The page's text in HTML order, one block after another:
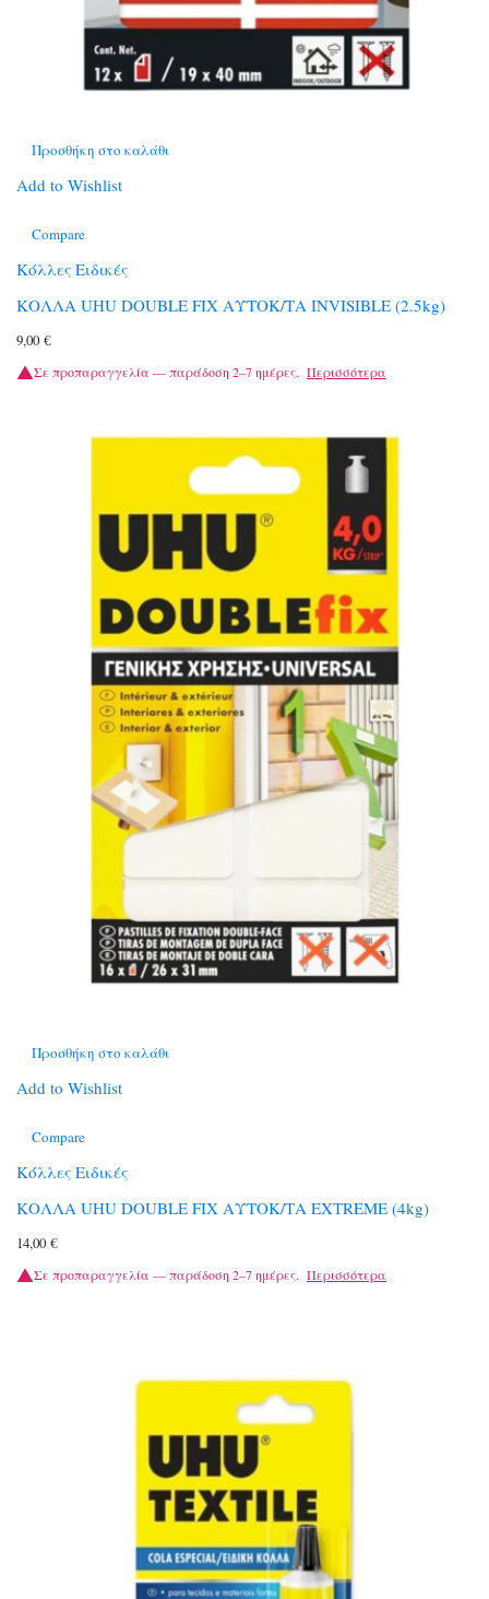
Προσθήκη στο καλάθι
Add to Wishlist
Compare
Κόλλες Ειδικές
ΚΟΛΛΑ UHU DOUBLE FIX ΑΥΤΟΚ/ΤΑ INVISIBLE (2.5kg)
9,00 €
Σε προπαραγγελία — παράδοση 2–7 ημέρες. Περισσότερα
Προσθήκη στο καλάθι
Add to Wishlist
Compare
Κόλλες Ειδικές
ΚΟΛΛΑ UHU DOUBLE FIX ΑΥΤΟΚ/ΤΑ EXTREME (4kg)
14,00 €
Σε προπαραγγελία — παράδοση 2–7 ημέρες. Περισσότερα